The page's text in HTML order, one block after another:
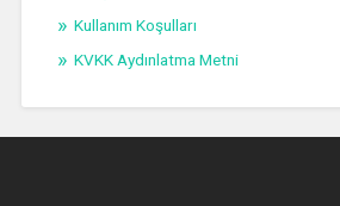
Kullanım Koşulları
KVKK Aydınlatma Metni